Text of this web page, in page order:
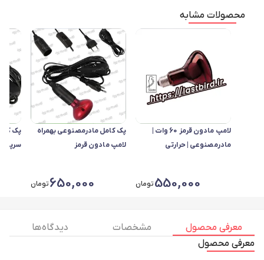
محصولات مشابه
لامپ مادون قرمز 60 وات |
مادرمصنوعی | حرارتی
550,000تومان
پک کامل مادرمصنوعی بهمراه
لامپ مادون قرمز
650,000تومان
پک
سرپیچ
معرفی محصول مشخصات
دیدگاه ها
معرفی محصول